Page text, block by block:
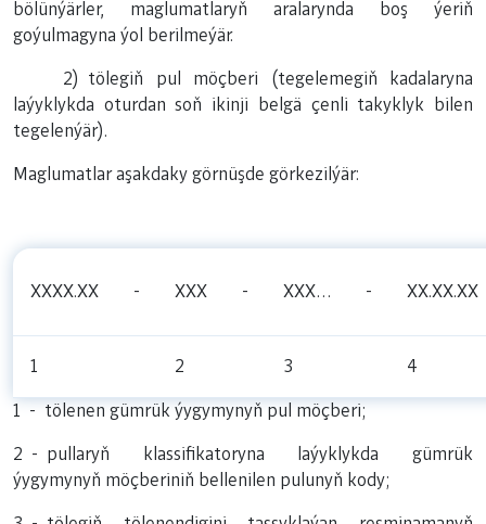
bölünýärler, maglumatlaryň aralarynda boş ýeriň
goýulmagyna ýol berilmeýär.
2) tölegiň pul möçberi (tegelemegiň kadalaryna
laýyklykda oturdan soň ikinji belgä çenli takyklyk bilen
tegelenýär).
Maglumatlar aşakdaky görnüşde görkezilýär:
ХХХХ.ХХ - ХХХ - ХХХ… - ХХ.ХХ.ХХ
1 2 3 4
1 - tölenen gümrük ýygymynyň pul möçberi;
2 - pullaryň klassifikatoryna laýyklykda gümrük
ýygymynyň möçberiniň bellenilen pulunyň kody;